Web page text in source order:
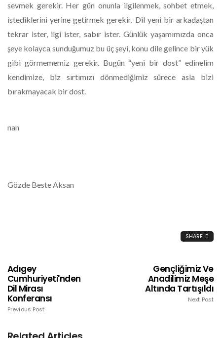
sevmek gerekir. Her gün onunla ilgilenmek, sohbet etmek,
istediklerini yerine getirmek gerekir. Dil yeni bir arkadaştan
tekrar ister, ilgi ister, sabır ister. Günlük yaşamımızda onca
şeye kolayca sunduğumuz bu üç şeyi, konu dile gelince bir yük
gibi görmememiz gerekir. Bugün “yeni bir dost” edinelim
kendimize, biz sırtımızı dönmediğimiz sürece asla bizi
bırakmayacak bir dost.
nan
Gözde Beste Aksan
SHARE
Adıgey
Cumhuriyeti'nden
Dil Mirası
Konferansı
Previous Post
Gençliğimiz Ve
Anadilimiz Meşe
Altında Tartışıldı
Next Post